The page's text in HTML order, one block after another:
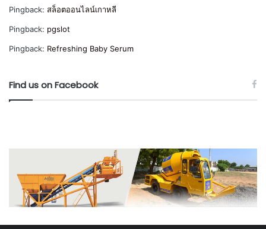
Pingback: สล็อตออนไลน์เกาหลี
Pingback: pgslot
Pingback: Refreshing Baby Serum
Find us on Facebook